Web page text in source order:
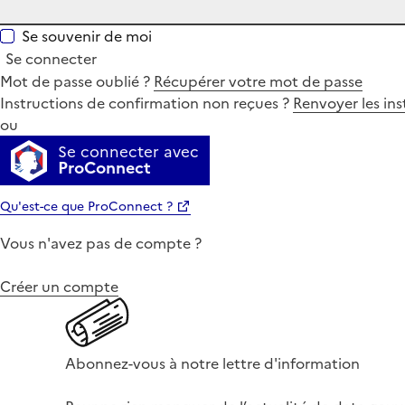
Se souvenir de moi
Se connecter
Mot de passe oublié ? Récupérer votre mot de passe
Instructions de confirmation non reçues ? Renvoyer les
ou
Se connecter avec
ProConnect
Qu'est-ce que ProConnect ?
Vous n'avez pas de compte ?
Créer un compte
Abonnez-vous à notre lettre d'information